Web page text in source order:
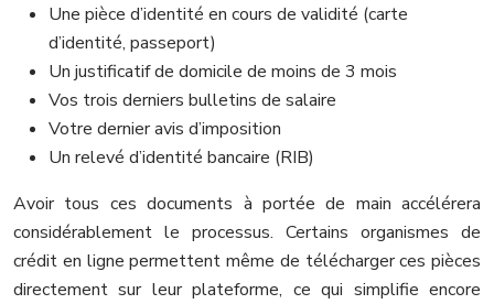
Une pièce d’identité en cours de validité (carte
d’identité, passeport)
Un justificatif de domicile de moins de 3 mois
Vos trois derniers bulletins de salaire
Votre dernier avis d’imposition
Un relevé d’identité bancaire (RIB)
Avoir tous ces documents à portée de main accélérera
considérablement le processus. Certains organismes de
crédit en ligne permettent même de télécharger ces pièces
directement sur leur plateforme, ce qui simplifie encore